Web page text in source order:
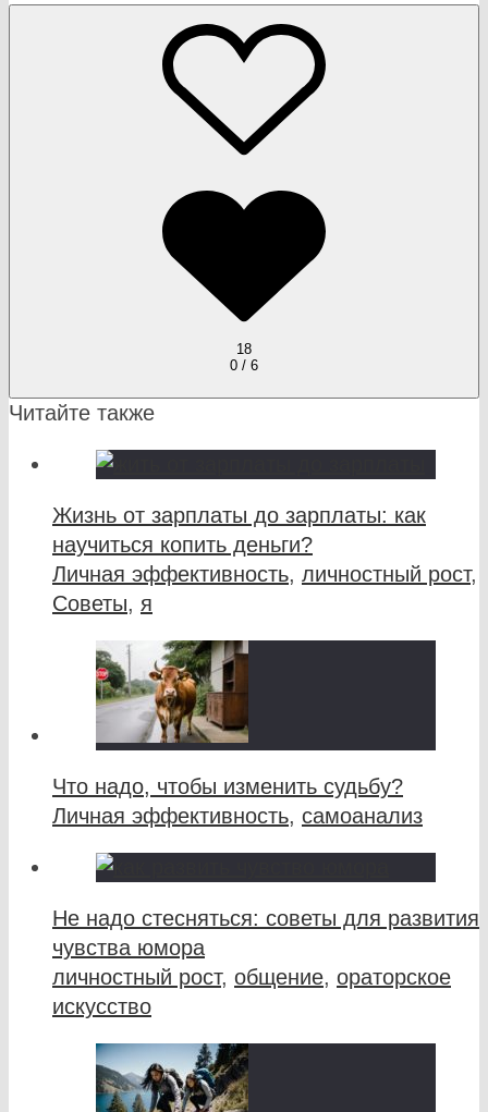
18
0 / 6
Читайте также
Жизнь от зарплаты до зарплаты: как
научиться копить деньги?
Личная эффективность, личностный рост,
Советы, я
Что надо, чтобы изменить судьбу?
Личная эффективность, самоанализ
Не надо стесняться: советы для развития
чувства юмора
личностный рост, общение, ораторское
искусство